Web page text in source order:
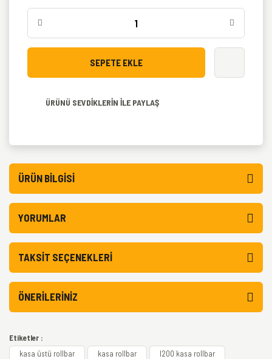
SEPETE EKLE
ÜRÜNÜ SEVDİKLERİN İLE PAYLAŞ
ÜRÜN BILGISI
YORUMLAR
TAKSIT SEÇENEKLERI
ÖNERILERINIZ
Etiketler :
kasa üstü rollbar
kasa rollbar
l200 kasa rollbar